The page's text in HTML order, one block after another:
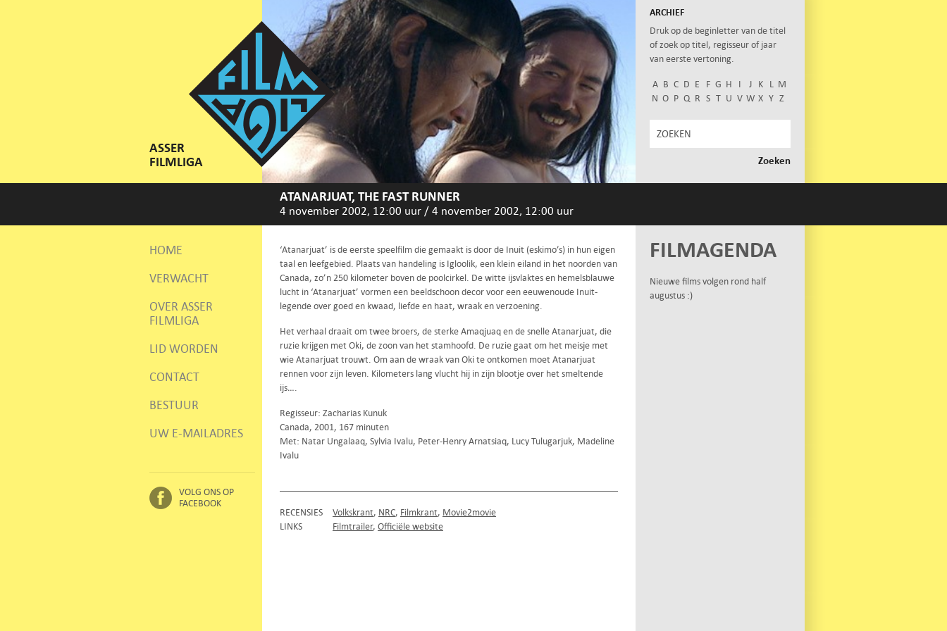
ASSER
FILMLIGA
ARCHIEF
Druk op de beginletter van de titel
of zoek op titel, regisseur of jaar
van eerste vertoning.
A B C D E F G H I J K L M
N O P Q R S T U V W X Y Z
ATANARJUAT, THE FAST RUNNER
4 november 2002, 12:00 uur / 4 november 2002, 12:00 uur
HOME
VERWACHT
OVER ASSER
FILMLIGA
LID WORDEN
CONTACT
BESTUUR
UW E-MAILADRES
VOLG ONS OP
FACEBOOK
‘Atanarjuat’ is de eerste speelfilm die gemaakt is door de Inuit (eskimo’s) in hun eigen
taal en leefgebied. Plaats van handeling is Igloolik, een klein eiland in het noorden van
Canada, zo’n 250 kilometer boven de poolcirkel. De witte ijsvlaktes en hemelsblauwe
lucht in ‘Atanarjuat’ vormen een beeldschoon decor voor een eeuwenoude Inuit-
legende over goed en kwaad, liefde en haat, wraak en verzoening.
Het verhaal draait om twee broers, de sterke Amaqjuaq en de snelle Atanarjuat, die
ruzie krijgen met Oki, de zoon van het stamhoofd. De ruzie gaat om het meisje met
wie Atanarjuat trouwt. Om aan de wraak van Oki te ontkomen moet Atanarjuat
rennen voor zijn leven. Kilometers lang vlucht hij in zijn blootje over het smeltende
ijs….
Regisseur: Zacharias Kunuk
Canada, 2001, 167 minuten
Met: Natar Ungalaaq, Sylvia Ivalu, Peter-Henry Arnatsiaq, Lucy Tulugarjuk, Madeline
Ivalu
RECENSIES Volkskrant NRC Filmkrant Movie2movie
LINKS
Filmtrailer Officiële website
FILMAGENDA
Nieuwe films volgen rond half
augustus :)